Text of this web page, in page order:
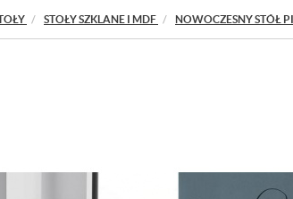
STOŁY SZKLANE I MDF NOWOCZESNY STÓŁ